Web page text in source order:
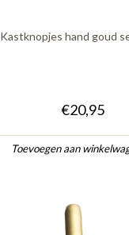
Kastknopjes hand goud
€20,95
Toevoegen aan